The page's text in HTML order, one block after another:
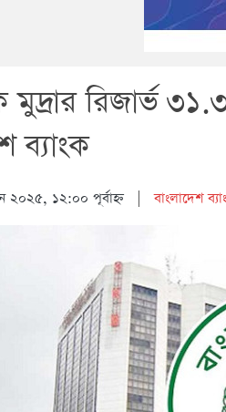
মুদ্রার রিজার্ভ
ব্যাংক
২০২৫, ১২:০০ পূর্বাহ্ন|বাংলাদেশ